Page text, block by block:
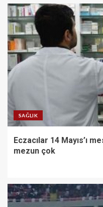
SAĞLIK
Eczacılar 14 Mayıs’ı
mezun çok